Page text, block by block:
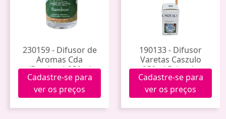
230159 - Difusor de
Aromas Cda
(Bamboo) 350ml
Cadastre-se para
ver os preços
190133 - Difusor
Varetas Caszulo
250ml Brisa do
Oceano
Cadastre-se para
ver os preços